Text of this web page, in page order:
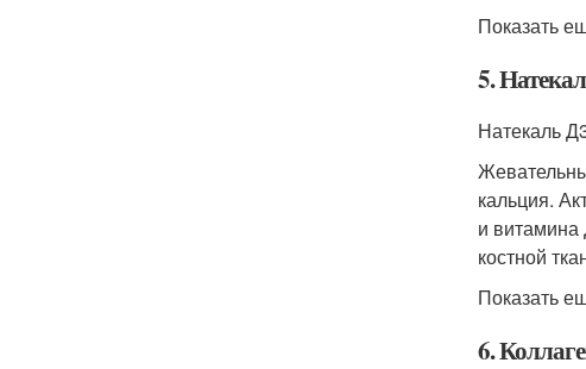
Показать
5.
Натекаль
кальция.
и витамина
костной
Показать
6.